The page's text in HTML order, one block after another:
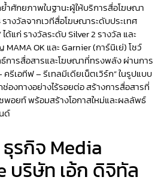
ำศักยภาพในฐานะผู้ให้บริการสื่อโฆษณา
างวัลจากเวทีสื่อโฆษณาระดับประเทศ
ด้แก่ รางวัลระดับ Silver 2 รางวัล และ
OK และ Garnier (การ์นิเย่) โชว์
การสื่อสารและโฆษณาที่ทรงพลัง ผ่านการ
รีเอทีฟ – รีเทลมีเดียเน็ตเวิร์ก” ในรูปแบบ
องทางอย่างไร้รอยต่อ สร้างการสื่อสารที่
พอยท์ พร้อมสร้างโอกาสใหม่และผลลัพธ์
ด์
รกิจ Media
บริษัท เอ้ก ดิจิทัล